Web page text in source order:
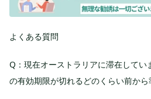
よくある質問
Q：現在オーストラリアに滞在してい
の有効期限が切れるどのくらい前か